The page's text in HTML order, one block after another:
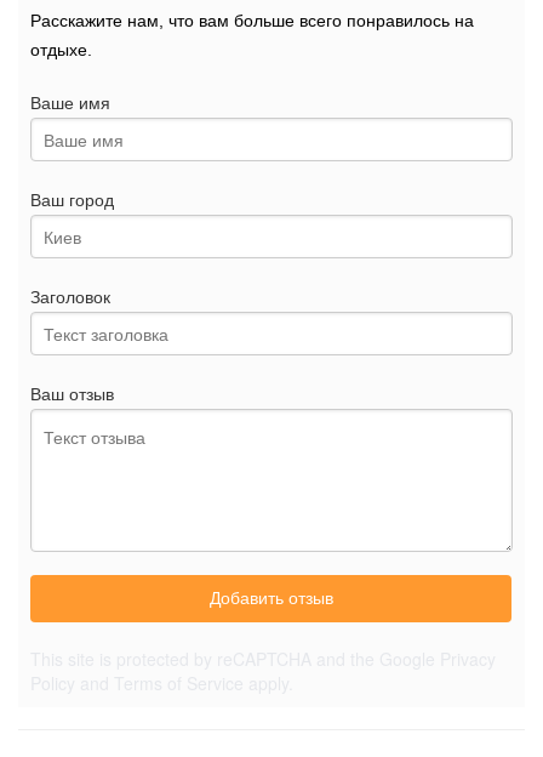
Расскажите нам, что вам больше всего понравилось на
отдыхе.
Ваше имя
Ваш город
Заголовок
Ваш отзыв
Добавить отзыв